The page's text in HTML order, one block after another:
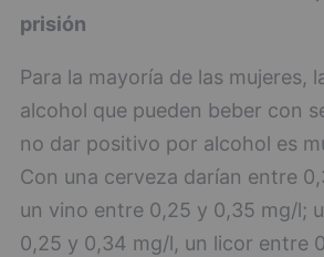
prisión
Para la mayoría de las mujeres,
alcohol que pueden beber con
no dar positivo por alcohol es
Con una cerveza darían entre
un vino entre 0,25 y 0,35 mg/l;
0,25 y 0,34 mg/l, un licor entre